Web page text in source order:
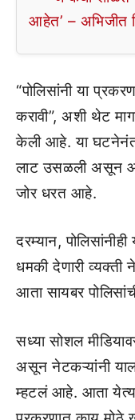
आहेत’ – अभिजीत
“पोलिसांनी या
करावी”, अशी थेट
केली आहे. या
लाट उसळली असून
जोर धरत आहे.
दरम्यान,
धमकी देणारी व्यक्ती
आता सायबर
सध्या सोशल
असून नेटकऱ्यांनी
म्हटलं आहे. आता येत्या